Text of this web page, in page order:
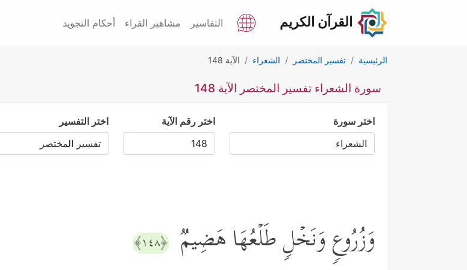
القرآن الكريم التفاسير مشاهير القراء أحكام التجويد
الرئيسية تفسير المختصر الشعراء الآية 148
سورة الشعراء تفسير المختصر الآية 148
اختر سورة اختر رقم الآية اختر التفسير
وَزُرُوعࣲ وَنَخۡلࣲ طَلۡعُهَا هَضِیمࣱ ﴿١٤٨﴾